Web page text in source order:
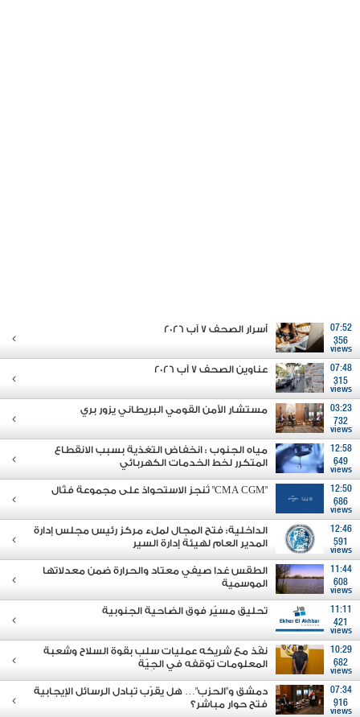
07:52
356
views
أسرار الصحف 7 آب 2026
07:48
315
views
عناوين الصحف 7 آب 2026
03:23
732
views
مستشار الأمن القومي البريطاني يزور بري
12:58
649
views
مياه الجنوب : انخفاض التغذية بسبب الانقطاع
المتكرر لخط الخدمات الكهربائي
12:50
686
views
"CMA CGM" تُنجز الاستحواذ على مجموعة فتّال
12:46
591
views
الداخلية: فتح المجال لملء مركز رئيس مجلس إدارة
المدير العام لهيئة إدارة السير
11:44
608
views
الطقس غدا صيفي معتاد والحرارة ضمن معدلاتها
الموسمية
11:11
421
views
تحليق مسيّر فوق الضاحية الجنوبية
10:29
682
views
نفّذ مع شريكه عمليات سلب بقوة السلاح وشعبة
المعلومات توقفه في الجِيّة
07:34
916
views
دمشق و"الحزب"… هل يقرّب تبادل الرسائل الإيجابية
فتح حوار مباشر؟